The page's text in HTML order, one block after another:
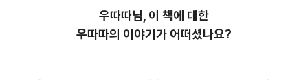
우따따님, 이 책에 대한
우따따의 이야기가 어떠셨나요?